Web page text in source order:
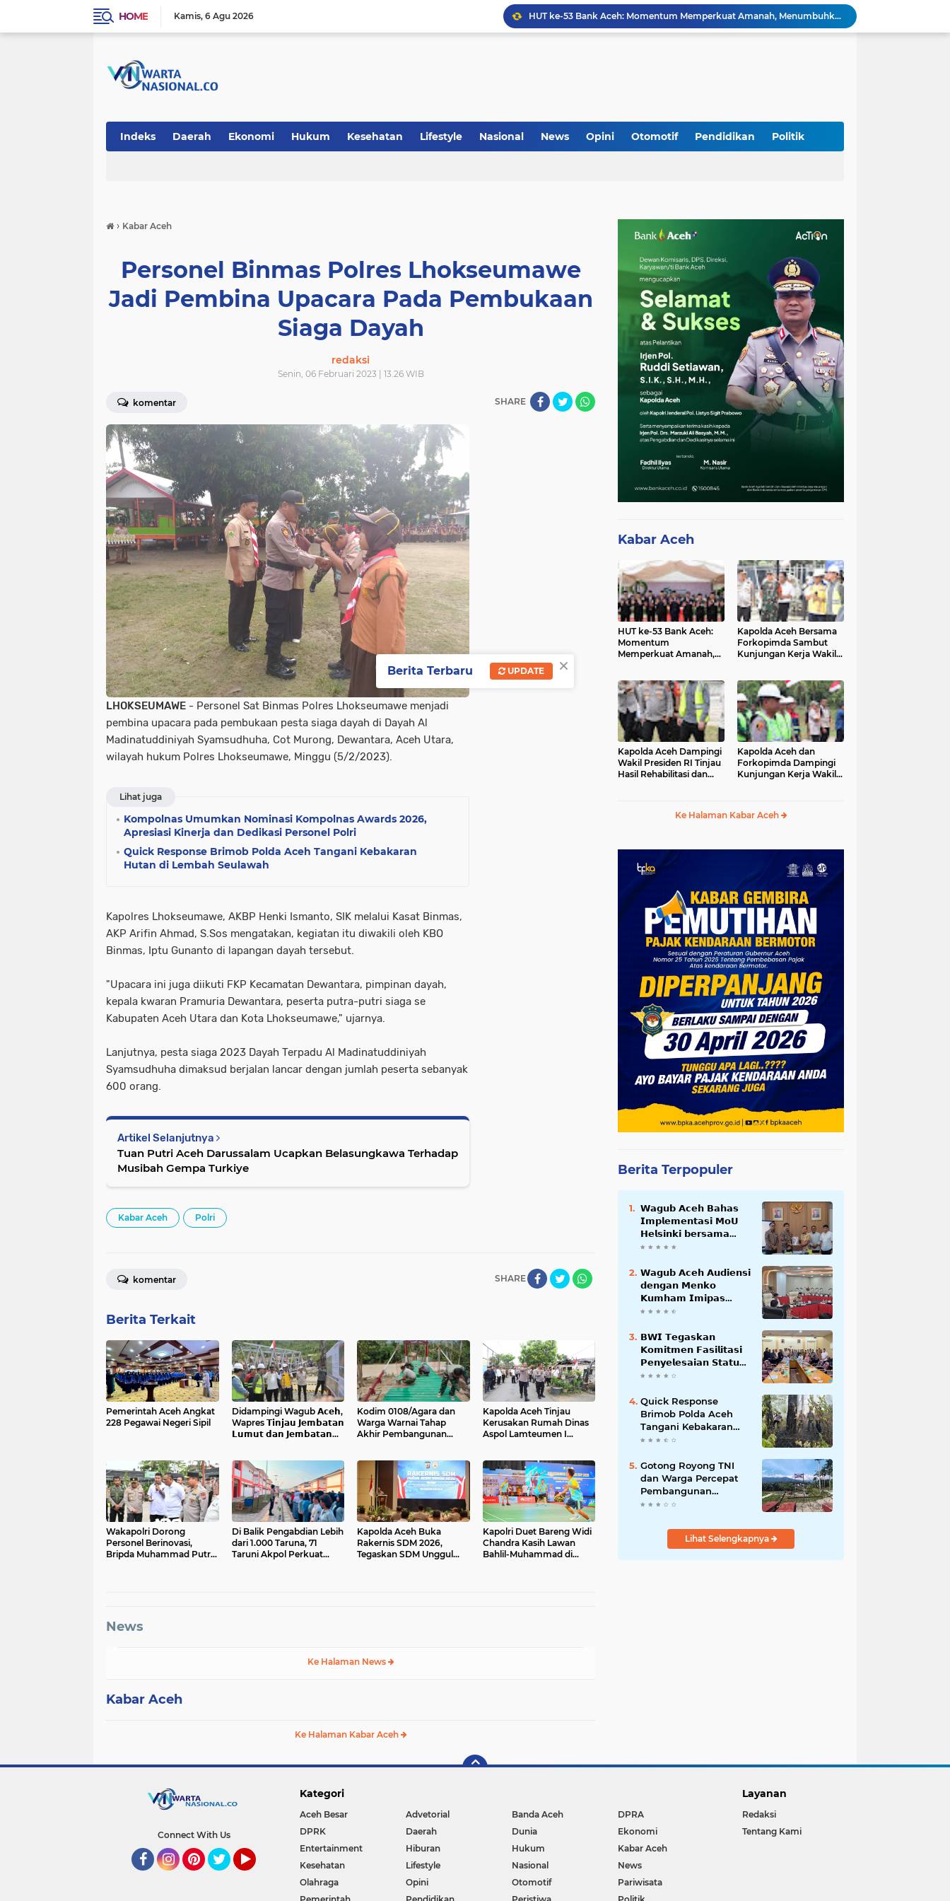
HOME Kamis 6 Agu 2026
HUT ke-53 Bank Aceh: Momentum Memperkuat Amanah, Menumbuhkan Keberkahan Bagi Aceh
Silaturahmi Lintas Sektor di Kuta Alam, TNI–Polri dan Desa Perkokoh Kebersamaan
Kapolda Aceh dan Forkopimda Dampingi Kunjungan Kerja Wakil Presiden RI Gibran Rakabuming Raka di Aceh Tengah
Indeks Daerah Ekonomi Hukum Kesehatan Lifestyle Nasional News Opini Otomotif Pendidikan Politik
› Kabar Aceh
Personel Binmas Polres Lhokseumawe
Jadi Pembina Upacara Pada Pembukaan
Siaga Dayah
redaksi
Senin, 06 Februari 2023 | 13.26 WIB
komentar SHARE
LHOKSEUMAWE - Personel Sat Binmas Polres Lhokseumawe menjadi
pembina upacara pada pembukaan pesta siaga dayah di Dayah Al
Madinatuddiniyah Syamsudhuha, Cot Murong, Dewantara, Aceh Utara,
wilayah hukum Polres Lhokseumawe, Minggu (5/2/2023).
Lihat juga
Kompolnas Umumkan Nominasi Kompolnas Awards 2026,
Apresiasi Kinerja dan Dedikasi Personel Polri
Quick Response Brimob Polda Aceh Tangani Kebakaran
Hutan di Lembah Seulawah
Kapolres Lhokseumawe, AKBP Henki Ismanto, SIK melalui Kasat Binmas,
AKP Arifin Ahmad, S.Sos mengatakan, kegiatan itu diwakili oleh KBO
Binmas, Iptu Gunanto di lapangan dayah tersebut.
"Upacara ini juga diikuti FKP Kecamatan Dewantara, pimpinan dayah,
kepala kwaran Pramuria Dewantara, peserta putra-putri siaga se
Kabupaten Aceh Utara dan Kota Lhokseumawe," ujarnya.
Lanjutnya, pesta siaga 2023 Dayah Terpadu Al Madinatuddiniyah
Syamsudhuha dimaksud berjalan lancar dengan jumlah peserta sebanyak
600 orang.
Artikel Selanjutnya
Tuan Putri Aceh Darussalam Ucapkan Belasungkawa Terhadap
Musibah Gempa Turkiye
Kabar Aceh Polri
SHARE
komentar
Berita Terkait
Pemerintah Aceh Angkat
228 Pegawai Negeri Sipil
Didampingi Wagub 𝗔𝗰𝗲𝗵,
Wapres 𝗧𝗶𝗻𝗷𝗮𝘂 𝗝𝗲𝗺𝗯𝗮𝘁𝗮𝗻
𝗟𝘂𝗺𝘂𝘁 𝗱𝗮𝗻 𝗝𝗲𝗺𝗯𝗮𝘁𝗮𝗻
Kodim 0108/Agara dan
Warga Warnai Tahap
Akhir Pembangunan
Kapolda Aceh Tinjau
Kerusakan Rumah Dinas
Aspol Lamteumen I
Wakapolri Dorong
Personel Berinovasi,
Bripda Muhammad Putra
Di Balik Pengabdian Lebih
dari 1.000 Taruna, 71
Taruni Akpol Perkuat
Kapolda Aceh Buka
Rakernis SDM 2026,
Tegaskan SDM Unggul
Kapolri Duet Bareng Widi
Chandra Kasih Lawan
Bahlil-Muhammad di
News
Ke Halaman News
Kabar Aceh
Ke Halaman Kabar Aceh
Kabar Aceh
HUT ke-53 Bank Aceh:
Momentum
Memperkuat Amanah,
Kapolda Aceh Bersama
Forkopimda Sambut
Kunjungan Kerja Wakil
Kapolda Aceh Dampingi
Wakil Presiden RI Tinjau
Hasil Rehabilitasi dan
Kapolda Aceh dan
Forkopimda Dampingi
Kunjungan Kerja Wakil
Ke Halaman Kabar Aceh
Berita Terpopuler
𝗪𝗮𝗴𝘂𝗯 𝗔𝗰𝗲𝗵 𝗕𝗮𝗵𝗮𝘀
𝗜𝗺𝗽𝗹𝗲𝗺𝗲𝗻𝘁𝗮𝘀𝗶 𝗠𝗼𝗨
𝗛𝗲𝗹𝘀𝗶𝗻𝗸𝗶 𝗯𝗲𝗿𝘀𝗮𝗺𝗮
𝗦𝗲𝗸𝗿𝗲𝘁𝗮𝗿𝗶𝗮𝘁 𝗡𝗲𝗴𝗮𝗿𝗮
𝗪𝗮𝗴𝘂𝗯 𝗔𝗰𝗲𝗵 𝗔𝘂𝗱𝗶𝗲𝗻𝘀𝗶
𝗱𝗲𝗻𝗴𝗮𝗻 𝗠𝗲𝗻𝗸𝗼
𝗞𝘂𝗺𝗵𝗮𝗺 𝗜𝗺𝗶𝗽𝗮𝘀
𝗧𝗲𝗿𝗸𝗮𝗶𝘁 𝗦𝘁𝗮𝘁𝘂𝘀 𝗪𝗮𝗸𝗮𝗳
𝗕𝗪𝗜 𝗧𝗲𝗴𝗮𝘀𝗸𝗮𝗻
𝗞𝗼𝗺𝗶𝘁𝗺𝗲𝗻 𝗙𝗮𝘀𝗶𝗹𝗶𝘁𝗮𝘀𝗶
𝗣𝗲𝗻𝘆𝗲𝗹𝗲𝘀𝗮𝗶𝗮𝗻 𝗦𝘁𝗮𝘁𝘂𝘀
𝗪𝗮𝗸𝗮𝗳 𝗕𝗹𝗮𝗻𝗴 𝗣𝗮𝗱𝗮𝗻𝗴
Quick Response
Brimob Polda Aceh
Tangani Kebakaran
Hutan di Lembah
Gotong Royong TNI
dan Warga Percepat
Pembangunan
Jembatan Gantung
Aceh Tenggara
Lihat Selengkapnya
Connect With Us
Kategori
Aceh Besar Advetorial Banda Aceh
DPRA
DPRK
Daerah Dunia
Ekonomi
Entertainment
Hiburan Hukum
Kabar Aceh
Kesehatan
Lifestyle Nasional
News
Olahraga
Opini Otomotif
Pariwisata
Pemerintah
Pendidikan Peristiwa Politik
Layanan
Redaksi
Tentang Kami
×
Berita Terbaru UPDATE